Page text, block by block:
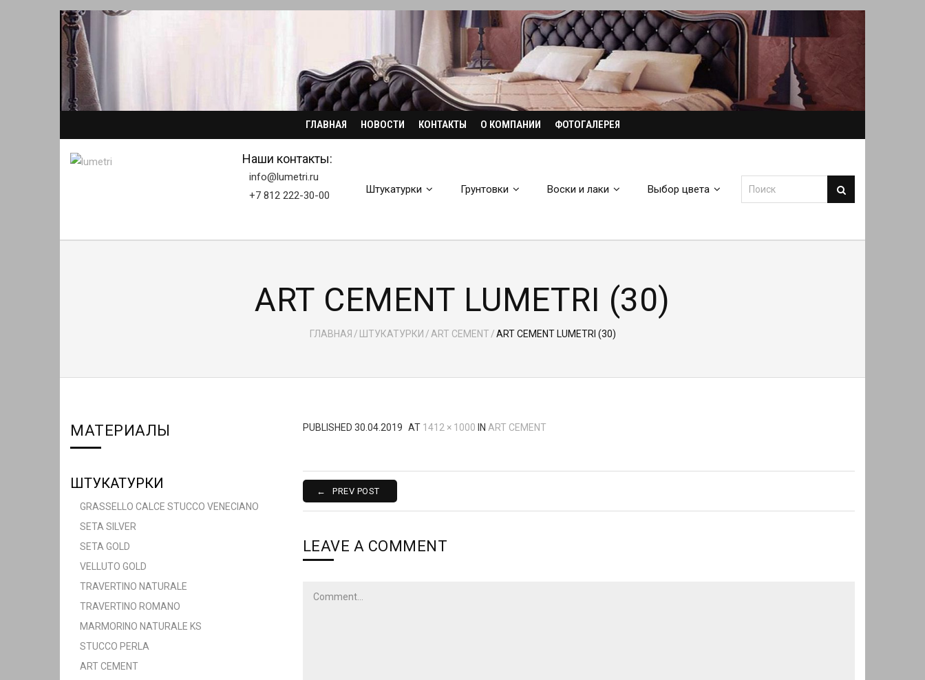
ГЛАВНАЯ НОВОСТИ КОНТАКТЫ О КОМПАНИИ ФОТОГАЛЕРЕЯ
Наши контакты:
info@lumetri.ru
+7 812 222-30-00
Штукатурки Грунтовки Воски и лаки Выбор цвета
ART CEMENT LUMETRI (30)
ГЛАВНАЯ / ШТУКАТУРКИ / ART CEMENT /ART CEMENT LUMETRI (30)
PUBLISHED 30.04.2019 AT 1412 × 1000 IN ART CEMENT
PREV POST
LEAVE A COMMENT
МАТЕРИАЛЫ
ШТУКАТУРКИ
GRASSELLO CALCE STUCCO VENECIANO
SETA SILVER
SETA GOLD
VELLUTO GOLD
TRAVERTINO NATURALE
TRAVERTINO ROMANO
MARMORINO NATURALE KS
STUCCO PERLA
ART CEMENT